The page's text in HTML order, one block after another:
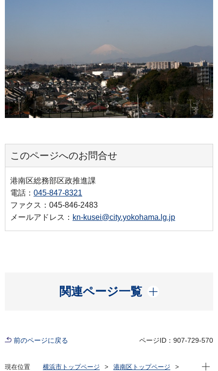
このページへのお問合せ
港南区総務部区政推進課
電話： 045-847-8321
ファクス：045-846-2483
メールアドレス： kn-kusei@city.yokohama.lg.jp
関連ページ一覧
開く
前のページに戻る ページID：907-729-570
現在位置 横浜市トップページ
港南区トップページ
現在